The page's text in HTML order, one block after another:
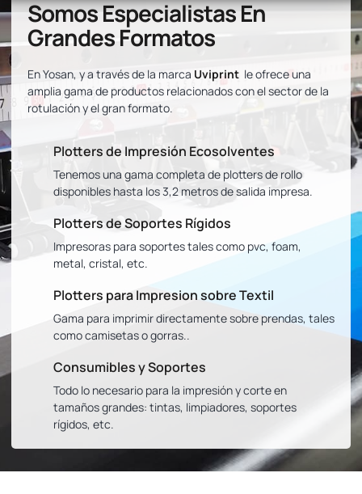
Somos Especialistas En
Grandes Formatos
En Yosan, y a través de la marca Uviprint le ofrece una
amplia gama de productos relacionados con el sector de la
rotulación y el gran formato.
Plotters de Impresión Ecosolventes
Tenemos una gama completa de plotters de rollo
disponibles hasta los 3,2 metros de salida impresa.
Plotters de Soportes Rígidos
Impresoras para soportes tales como pvc, foam,
metal, cristal, etc.
Plotters para Impresion sobre Textil
Gama para imprimir directamente sobre prendas, tales
como camisetas o gorras..
Consumibles y Soportes
Todo lo necesario para la impresión y corte en
tamaños grandes: tintas, limpiadores, soportes
rígidos, etc.